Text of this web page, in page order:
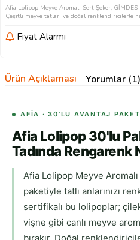
Afia Lolipop Meyve Aromalı Sert Şeker,
Çeşitli meyve tatları ve doğal renklendiricilerle
Fiyat Alarmı
Ürün Açıklaması Yorumlar (1)
AFIA · 30'LU AVANTAJ
Afia Lolipop 30'lu
Tadında Rengarenk
Afia Lolipop Meyve
paketiyle tatlı anlarınızı
sertifikalı bu lolipoplar;
vişne gibi canlı meyve